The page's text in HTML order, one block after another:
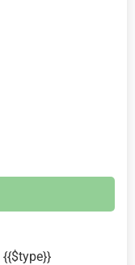
{{$type}}